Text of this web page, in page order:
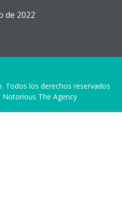
de 2022
Todos los derechos reservados
The Agency